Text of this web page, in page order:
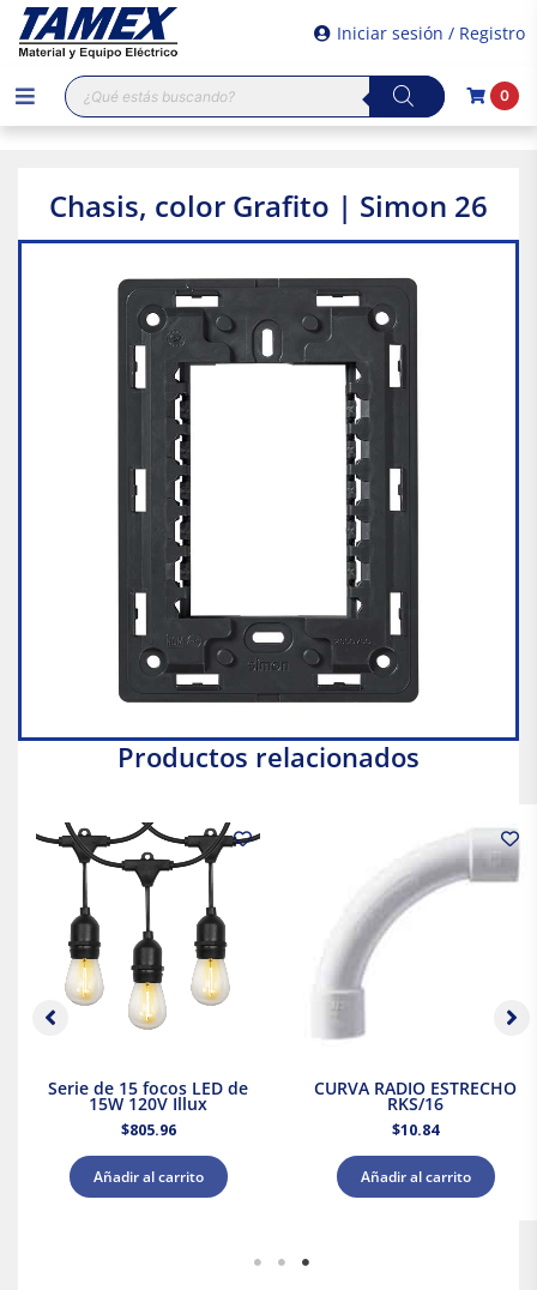
Iniciar sesión / Registro
Búsqueda
de
productos
0
Chasis, color Grafito | Simon 26
Productos relacionados
Serie de 15 focos LED de
15W 120V Illux
$805.96
Añadir al carrito
CURVA RADIO ESTRECHO
RKS/16
$10.84
Añadir al carrito